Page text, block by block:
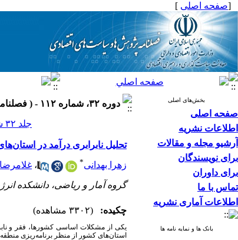
[صفحه اصلی ]
بخش‌های اصلی
صفحه اصلی
اطلاعات نشریه
آرشیو مجله و مقالات
برای نویسندگان
برای داوران
تماس با ما
اطلاعات آماری نشریه
بانک ها و نمایه نامه ها
دوره ۳۲، شماره ۱۱۲ - ( فصلنامه پژوهش ها و سیاست های اقتصادی ۱۴۰۳ )
جلد ۳۲ شماره ۱۱۲ صفحات ۱۹۷-۱۴۶
تحلیل نابرابری درآمد در
زهرا بهدانی* ،
گروه آمار و ریاضی، دانشکده
چکیده: (۳۳۰۲ مشاهده)
یکی از مشکلات اساسی کشورها، فقر و
استان‌های کشور از منظر برنامه‌ریزی